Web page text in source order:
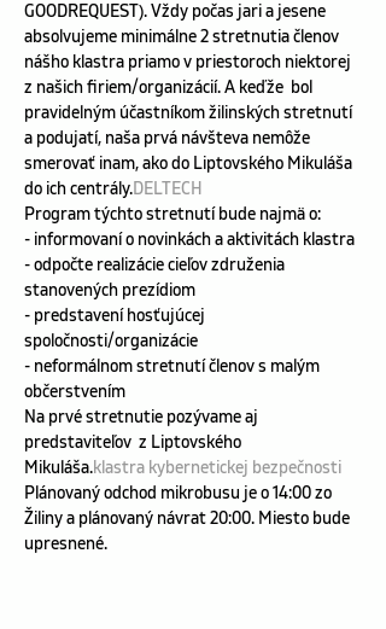
GOODREQUEST). Vždy počas jari a jesene
absolvujeme minimálne 2 stretnutia členov
nášho klastra priamo v priestoroch niektorej
z našich firiem/organizácií. A keďže bol
pravidelným účastníkom žilinských stretnutí
a podujatí, naša prvá návšteva nemôže
smerovať inam, ako do Liptovského Mikuláša
do ich centrály.DELTECH
Program týchto stretnutí bude najmä o:
- informovaní o novinkách a aktivitách klastra
- odpočte realizácie cieľov združenia
stanovených prezídiom
- predstavení hosťujúcej
spoločnosti/organizácie
- neformálnom stretnutí členov s malým
občerstvením
Na prvé stretnutie pozývame aj
predstaviteľov z Liptovského
Mikuláša.klastra kybernetickej bezpečnosti
Plánovaný odchod mikrobusu je o 14:00 zo
Žiliny a plánovaný návrat 20:00. Miesto bude
upresnené.